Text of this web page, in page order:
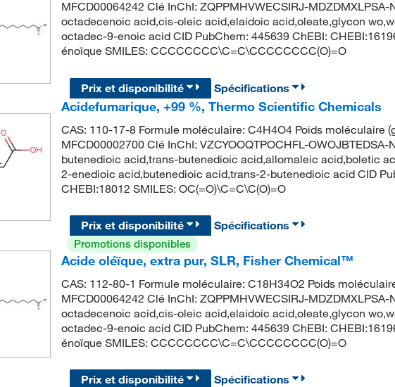
MFCD00064242 Clé InChI: ZQPPMHVWECSIRJ-
octadecenoic acid,cis-oleic acid,elaidoic acid,oleate,glycon
octadec-9-enoic acid CID PubChem: 445639 ChEBI:
énoïque SMILES: CCCCCCCC\C=C\CCCCCCCC(O)=O
Prix et disponibilité
Spécifications
Acidefumarique, +99 %, Thermo Scientific Chemicals
CAS: 110-17-8 Formule moléculaire: C4H4O4 Poids moléculaire
MFCD00002700 Clé InChI: VZCYOOQTPOCHFL-
butenedioic acid,trans-butenedioic acid,allomaleic acid,boletic
2-enedioic acid,butenedioic acid,trans-2-butenedioic acid CID
CHEBI:18012 SMILES: OC(=O)\C=C\C(O)=O
Prix et disponibilité
Spécifications
Promotions disponibles
Acide oléïque, extra pur, SLR, Fisher Chemical™
CAS: 112-80-1 Formule moléculaire: C18H34O2 Poids
MFCD00064242 Clé InChI: ZQPPMHVWECSIRJ-
octadecenoic acid,cis-oleic acid,elaidoic acid,oleate,glycon
octadec-9-enoic acid CID PubChem: 445639 ChEBI:
énoïque SMILES: CCCCCCCC\C=C\CCCCCCCC(O)=O
Prix et disponibilité
Spécifications